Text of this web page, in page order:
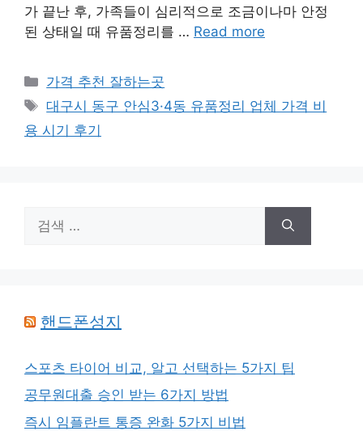
가 끝난 후, 가족들이 심리적으로 조금이나마 안정
된 상태일 때 유품정리를 … Read more
카
테
고
리
가격 추천 잘하는곳
태
그
대구시 동구 안심3·4동 유품정리 업체 가격 비
용 시기 후기
색:
핸드폰성지
스포츠 타이어 비교, 알고 선택하는 5가지 팁
공무원대출 승인 받는 6가지 방법
즉시 임플란트 통증 완화 5가지 비법